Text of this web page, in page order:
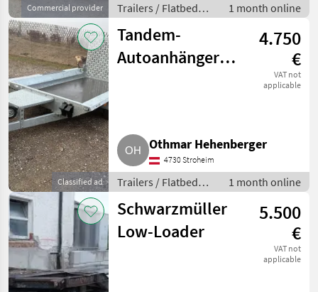
Commercial provider
Trailers / Flatbed
trailers
1 month online
Classified ad
Tandem-
Autoanhänger
4.750
€
VAT not
applicable
Othmar Hehenberger
4730 Stroheim
Trailers / Flatbed
trailers
1 month online
Schwarzmüller
Low-Loader
5.500
€
VAT not
applicable